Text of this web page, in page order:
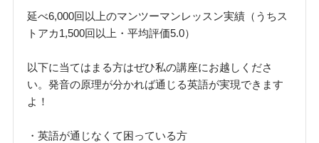
延べ6,000回以上のマンツーマンレッスン実績（うちス
トアカ1,500回以上・平均評価5.0）
以下に当てはまる方はぜひ私の講座にお越しくださ
い。発音の原理が分かれば通じる英語が実現できます
よ！
・英語が通じなくて困っている方